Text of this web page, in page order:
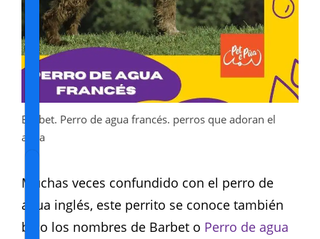
Barbet. Perro de agua francés. perros que adoran el
agua
Muchas veces confundido con el perro de
agua inglés, este perrito se conoce también
bajo los nombres de Barbet o Perro de agua